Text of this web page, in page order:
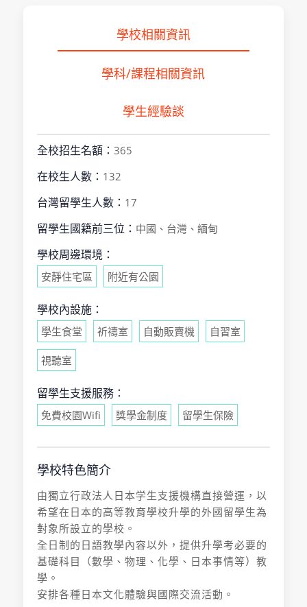
學校相關資訊
學科/課程相關資訊
學生經驗談
全校招生名額： 365
在校生人數： 132
台灣留學生人數： 17
留學生國籍前三位： 中國、台灣、緬甸
學校周邊環境：
安靜住宅區 附近有公園
學校內設施：
學生食堂 祈禱室 自動販賣機 自習室
視聽室
留學生支援服務：
免費校園Wifi 獎學金制度 留學生保險
學校特色簡介
由獨立行政法人日本学生支援機構直接營運，以
希望在日本的高等教育學校升學的外國留學生為
對象所設立的學校。
全日制的日語教學內容以外，提供升學考必要的
基礎科目（數學、物理、化學、日本事情等）教
學。
安排各種日本文化體驗與國際交流活動。